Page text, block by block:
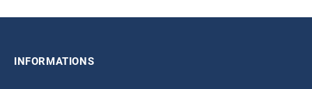
INFORMATIONS